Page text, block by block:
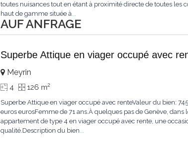
AUF ANFRAGE
toutes nuisances tout en étant à proximité directe de toutes
haut de gamme située à...
Superbe Attique en viager occupé avec
Meyrin
4 126 m2
Superbe Attique en viager occupé avec renteValeur du bien:
euros eurosFemme de 71 ans.À quelques pas de Genève,
appartement de type 4 en viager occupé avec rente, une
qualité.Description du bien...